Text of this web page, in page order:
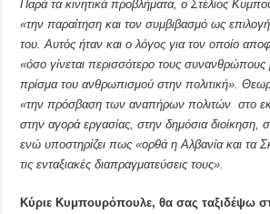
Παρά τα κινητικά προβλήματα, ο Στέλιος
«την παραίτηση και τον συμβιβασμό ως
του. Αυτός ήταν και ο λόγος για τον οποίο
«όσο γίνεται περισσότερο τους
πρίσμα του ανθρωπισμού στην πολιτική».
«την πρόσβαση των αναπήρων πολιτών στο
στην αγορά εργασίας, στην δημόσια διοίκηση,
ενώ υποστηρίζει πως «ορθά η Αλβανία και τα
τις ενταξιακές διαπραγματεύσεις τους».
Κύριε Κυμπουρόπουλε, θα σας ταξιδέψω